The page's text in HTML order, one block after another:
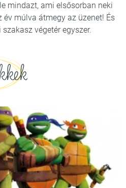
mindazt, ami elsősorban neki
múlva átmegy az üzenet! És
végetér egyszer.